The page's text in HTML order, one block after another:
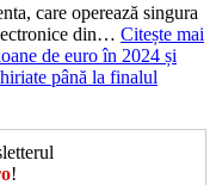
care operează singura
din… Citește mai
de euro în 2024 și
până la finalul
!